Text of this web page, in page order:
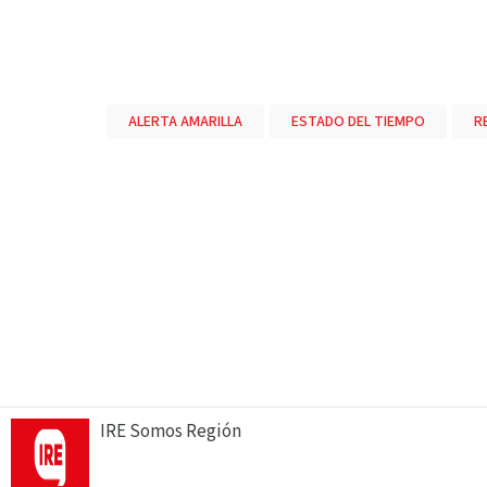
ALERTA AMARILLA ESTADO DEL TIEMPO
IRE Somos Región